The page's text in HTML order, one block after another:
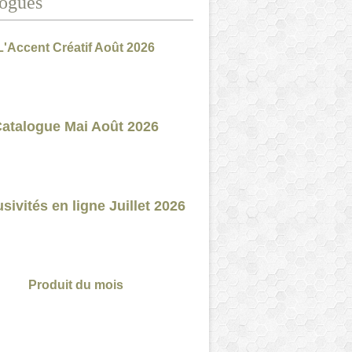
Créatif Août 2026
Mai Août 2026
en ligne Juillet 2026
Produit du mois